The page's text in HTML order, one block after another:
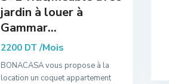
jardin à louer à
Gammar...
2200 DT /Mois
BONACASA vous propose à la
location un coquet appartement